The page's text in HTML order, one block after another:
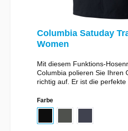
Columbia Satuday
Women
Mit diesem Funktions-
Columbia polieren Sie Ihren
richtig auf. Er ist die
Komfort und Schutz sicher.Er
eingearbeitete Stretch-Shorts
wasserabweisend dank
Farbe